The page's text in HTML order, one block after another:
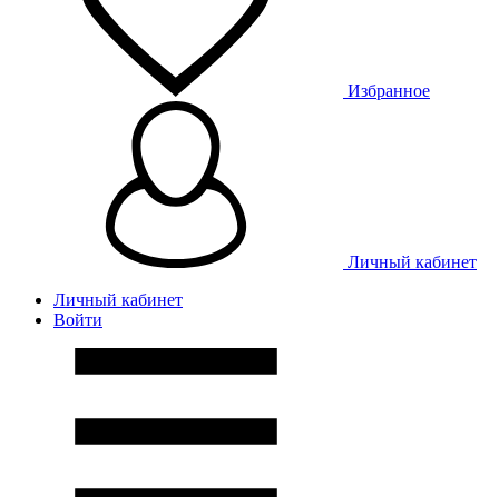
Избранное
Личный кабинет
Личный кабинет
Войти